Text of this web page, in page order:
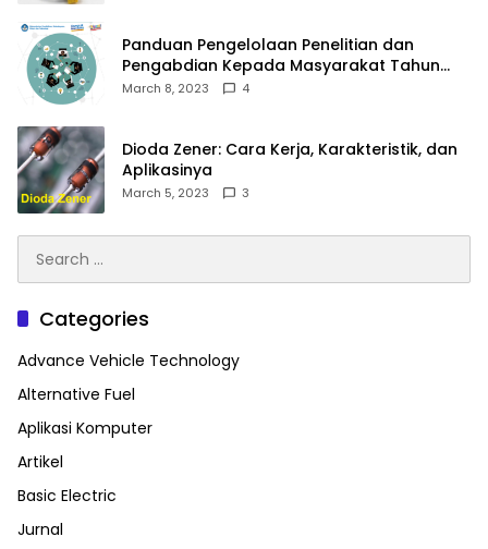
Panduan Pengelolaan Penelitian dan
Pengabdian Kepada Masyarakat Tahun
2023
March 8, 2023 4
Dioda Zener: Cara Kerja, Karakteristik, dan
Aplikasinya
March 5, 2023 3
for:
Categories
Advance Vehicle Technology
Alternative Fuel
Aplikasi Komputer
Artikel
Basic Electric
Jurnal